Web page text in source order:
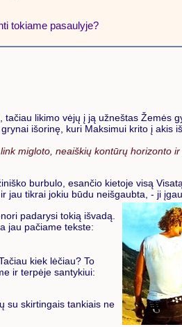
tokiame pasaulyje?
likimo vėjų į ją užneštas Žemės
išorinę, kuri Maksimui krito į akis
migloto, neaiškių kontūrų horizonto
burbulo, esančio kietoje visą
jau tikrai jokiu būdu neišgaubta, - ji
padarysi tokią išvadą.
jau pačiame tekste:
kiek lėčiau? To
ir terpėje santykiui:
su skirtingais tankiais ne